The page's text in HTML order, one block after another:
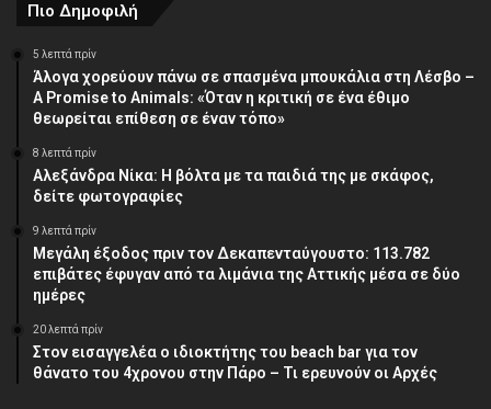
Πιο Δημοφιλή
5 λεπτά πρίν
Άλογα χορεύουν πάνω σε σπασμένα μπουκάλια στη Λέσβο –
A Promise to Animals: «Όταν η κριτική σε ένα έθιμο
θεωρείται επίθεση σε έναν τόπο»
8 λεπτά πρίν
Αλεξάνδρα Νίκα: Η βόλτα με τα παιδιά της με σκάφος,
δείτε φωτογραφίες
9 λεπτά πρίν
Μεγάλη έξοδος πριν τον Δεκαπενταύγουστο: 113.782
επιβάτες έφυγαν από τα λιμάνια της Αττικής μέσα σε δύο
ημέρες
20 λεπτά πρίν
Στον εισαγγελέα ο ιδιοκτήτης του beach bar για τον
θάνατο του 4χρονου στην Πάρο – Τι ερευνούν οι Αρχές